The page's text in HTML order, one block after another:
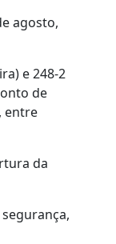
agosto,
e 248-2
de
entre
da